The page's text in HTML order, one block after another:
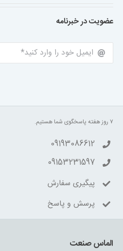
عضویت در خبرنامه
۷ روز هفته پاسخگوی شما هستیم.
09193086612
09153231597
پیگیری سفارش
پرسش و پاسخ
الماس صنعت